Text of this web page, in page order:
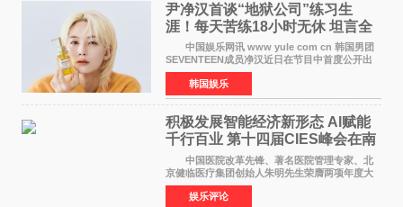
尹净汉首谈“地狱公司”练习生
涯！每天苦练18小时无休 坦言全
靠成员撑过来
中国娱乐网讯 www yule com cn 韩国男团
SEVENTEEN成员净汉近日在节目中首度公开出
道前的残酷练习生经历，并提及经纪公司Pledis
娱乐，引发广泛关注。 在8月2日播出的日本
TBS综艺节目《周
韩国娱乐
积极发展智能经济新形态 Al赋能
千行百业 第十四届CIES峰会在南
京盛大召开
中国医院改革先锋、著名医院管理专家、北
京健临医疗集团创始人朱明先生荣膺两项年度大
奖 2026年7月31日，盛夏金陵，长江之畔，
以重落地·真务实·强链接为主题的2026&lsquo;人
娱乐评论